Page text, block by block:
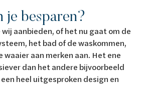
je besparen?
aanbieden, of het nu gaat om de
het bad of de waskommen,
waaier aan merken aan. Het ene
dan het andere bijvoorbeeld
heel uitgesproken design en